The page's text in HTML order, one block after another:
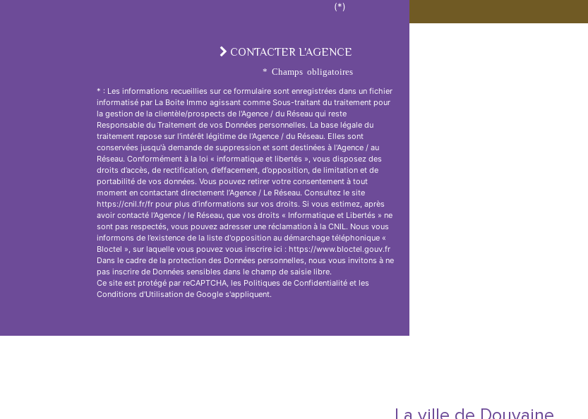
(*)
CONTACTER L'AGENCE
* Champs obligatoires
* : Les informations recueillies sur ce formulaire sont enregistrées dans un fichier
informatisé par La Boite Immo agissant comme Sous-traitant du traitement pour
la gestion de la clientèle/prospects de l'Agence / du Réseau qui reste
Responsable du Traitement de vos Données personnelles. La base légale du
traitement repose sur l'intérêt légitime de l'Agence / du Réseau. Elles sont
conservées jusqu'à demande de suppression et sont destinées à l'Agence / au
Réseau. Conformément à la loi « informatique et libertés », vous disposez des
droits d’accès, de rectification, d’effacement, d’opposition, de limitation et de
portabilité de vos données. Vous pouvez retirer votre consentement à tout
moment en contactant directement l’Agence / Le Réseau. Consultez le site
https://cnil.fr/fr pour plus d’informations sur vos droits. Si vous estimez, après
avoir contacté l'Agence / le Réseau, que vos droits « Informatique et Libertés » ne
sont pas respectés, vous pouvez adresser une réclamation à la CNIL. Nous vous
informons de l’existence de la liste d'opposition au démarchage téléphonique «
Bloctel », sur laquelle vous pouvez vous inscrire ici : https://www.bloctel.gouv.fr
Dans le cadre de la protection des Données personnelles, nous vous invitons à ne
pas inscrire de Données sensibles dans le champ de saisie libre.
Ce site est protégé par reCAPTCHA, les Politiques de Confidentialité et les
Conditions d'Utilisation de Google s'appliquent.